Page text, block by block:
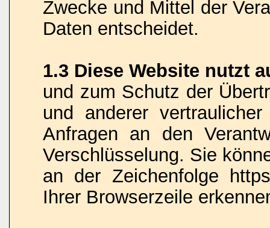
Zwecke und Mittel der
Daten entscheidet.
1.3 Diese Website nutzt
und zum Schutz der
und anderer
Anfragen an den
Verschlüsselung. Sie
an der Zeichenfolge
Ihrer Browserzeile